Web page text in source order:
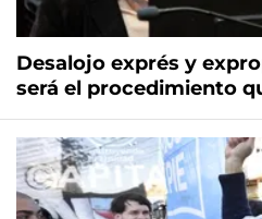
Desalojo exprés y
será el procedimiento